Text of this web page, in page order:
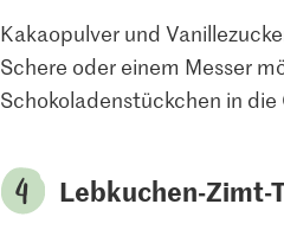
Kakaopulver und
Schere oder einem Messer
Schokoladenstückchen in die
Lebkuchen-Zimt-